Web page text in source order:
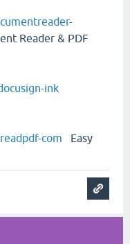
Reader & PDF
ink
com Easy